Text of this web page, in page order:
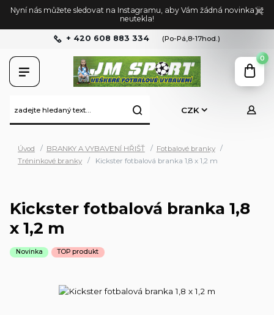
Nyní nás můžete sledovat na Instagramu, aby Vám žádná novinka již
neutekla!
CZK
+ 420 608 883 334 (Po-Pá,8-17hod.)
0
Úvod BRANKY A VYBAVENÍ HŘIŠŤ
Fotbalové branky
Tréninkové branky
Kickster fotbalová branka 1,8 x 1,2 m
Kickster fotbalová branka 1,8
x 1,2 m
Novinka TOP produkt